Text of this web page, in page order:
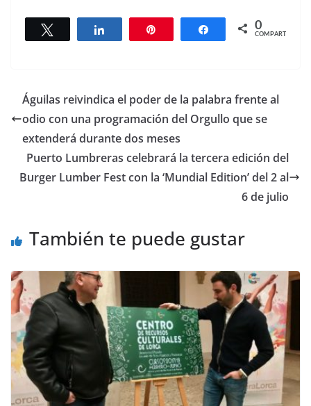
Twittear Compartir Compartir
0
COMPARTIR
Águilas reivindica el poder de la palabra frente al
odio con una programación del Orgullo que se
extenderá durante dos meses
Puerto Lumbreras celebrará la tercera edición del
Burger Lumber Fest con la ‘Mundial Edition’ del 2 al
6 de julio
También te puede gustar